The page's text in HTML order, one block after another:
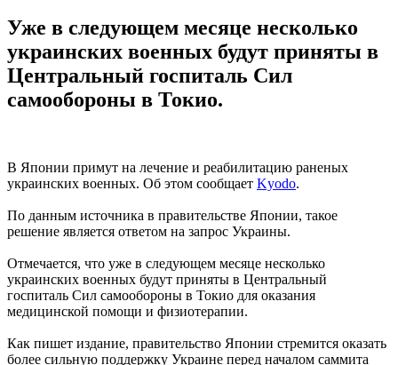
Уже в следующем месяце несколько
украинских военных будут приняты в
Центральный госпиталь Сил
самообороны в Токио.
В Японии примут на лечение и реабилитацию раненых
украинских военных. Об этом сообщает Kyodo.
По данным источника в правительстве Японии, такое
решение является ответом на запрос Украины.
Отмечается, что уже в следующем месяце несколько
украинских военных будут приняты в Центральный
госпиталь Сил самообороны в Токио для оказания
медицинской помощи и физиотерапии.
Как пишет издание, правительство Японии стремится оказать
более сильную поддержку Украине перед началом саммита